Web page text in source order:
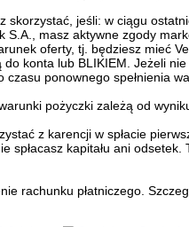
jeśli: w ciągu
S.A., masz aktywne zgody
oferty, tj. będziesz mieć
konta lub BLIKIEM. Jeżeli
ponownego spełnienia
pożyczki zależą od
z karencji w spłacie
spłacasz kapitału ani
rachunku płatniczego.